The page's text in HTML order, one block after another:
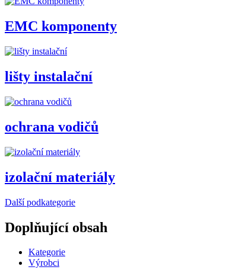
EMC komponenty
lišty instalační
ochrana vodičů
izolační materiály
Další podkategorie
Doplňující obsah
Kategorie
Výrobci